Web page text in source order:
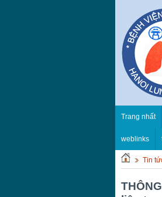
Trang nhất
weblinks
Tin